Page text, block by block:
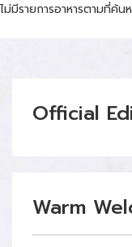
ไม่มีรายการอาหารตามที่ค้
Official
Warm